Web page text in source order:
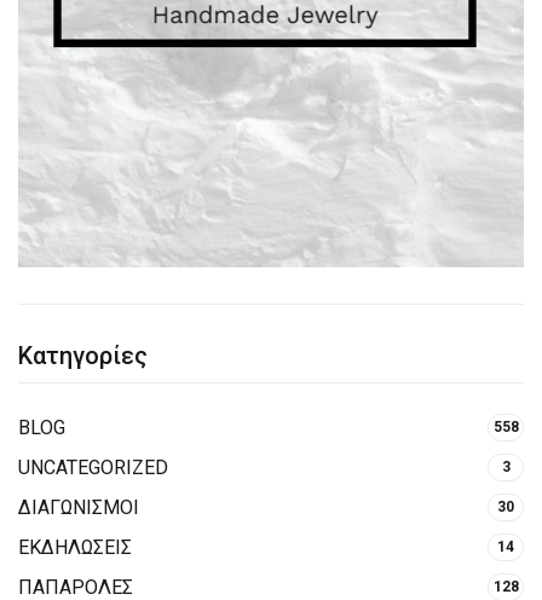
Κατηγορίες
BLOG 558
UNCATEGORIZED 3
ΔΙΑΓΩΝΙΣΜΟΙ 30
ΕΚΔΗΛΩΣΕΙΣ 14
ΠΑΠΑΡΟΛΕΣ 128